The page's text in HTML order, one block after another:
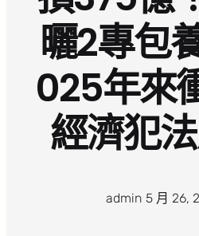
曬2專包
025年來
經濟犯
admin· 5 月 26,